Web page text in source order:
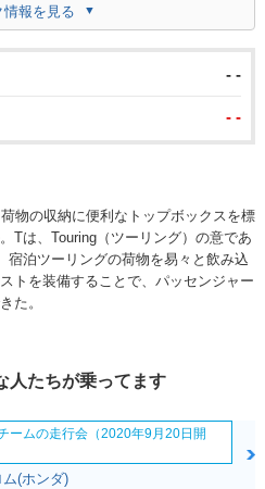
情報を見る
- -
- -
物の収納に便利なトップボックスを標
Tは、Touring（ツーリング）の意であ
宿泊ツーリングの荷物を易々と飲み込
トを装備することで、パッセンジャー
た。
人たちが乗ってます
ームの走行会（2020年9月20日開
(ホンダ)